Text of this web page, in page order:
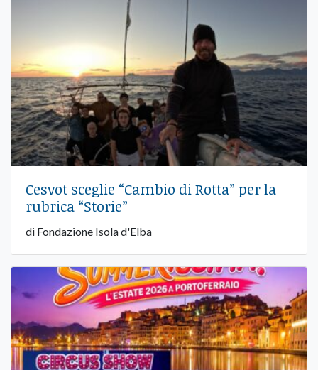
Cesvot sceglie “Cambio di Rotta” per la
rubrica “Storie”
di Fondazione Isola d'Elba